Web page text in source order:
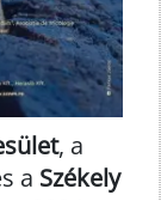
, a
a Székely